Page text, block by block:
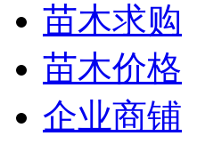
苗木求购
苗木价格
企业商铺